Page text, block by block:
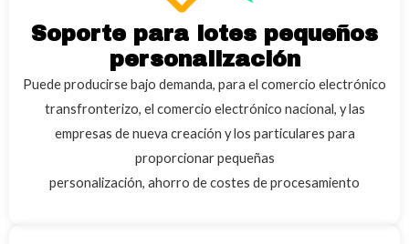
Soporte para lotes pequeños
personalización
Puede producirse bajo demanda, para el comercio electrónico
transfronterizo, el comercio electrónico nacional, y las
empresas de nueva creación y los particulares para
proporcionar pequeñas
personalización, ahorro de costes de procesamiento